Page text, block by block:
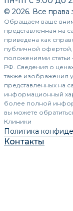
© 2026. Все
Обращаем ваше
представленная на
приведена как
публичной
положениями статьи
РФ. Сведения о
также изображения
представленных на
информационный
более полной
вы можете
Клиники
Политика
Контакты